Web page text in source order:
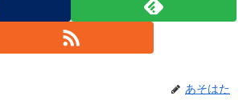
あそはた